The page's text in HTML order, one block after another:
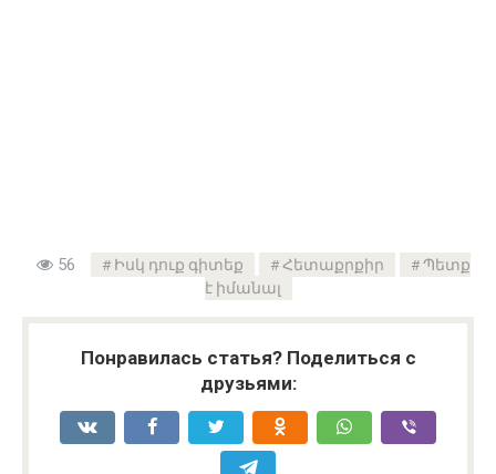
56 Իսկ դուք գիտեք Հետաքրքիր
Պետք
է իմանալ
Понравилась статья? Поделиться с
друзьями: